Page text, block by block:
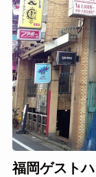
福岡ゲスト